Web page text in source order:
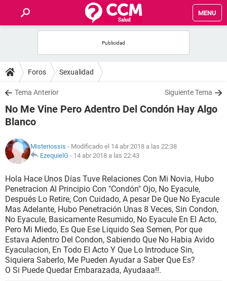
MENU
FOROS
SALUD
FAMILIA
NUTRICIÓN
SEXUALIDAD
GLOSARIO
Foros Sexualidad
Tema Anterior Siguiente Tema
No Me Vine Pero Adentro Del Condón Hay Algo
Blanco
Misteriossis - Modificado el 14 abr 2018 a las 22:38
EzequielG - 14 abr 2018 a las 22:43
Hola Hace Unos Días Tuve Relaciones Con Mi Novia, Hubo
Penetracion Al Principio Con "Condón" Ojo, No Eyacule,
Después Lo Retire, Con Cuidado, A pesar De Que No Eyacule
Mas Adelante, Hubo Penetración Unas 8 Veces, Sin Condon,
No Eyacule, Basicamente Resumido, No Eyacule En El Acto,
Pero Mi Miedo, Es Que Ese Liquido Sea Semen, Por que
Estava Adentro Del Condon, Sabiendo Que No Habia Avido
Eyaculacion, En Todo El Acto Y Que Lo Introduce Sin,
Siquiera Saberlo, Me Pueden Ayudar a Saber Que Es?
O Si Puede Quedar Embarazada, Ayudaaa!!.